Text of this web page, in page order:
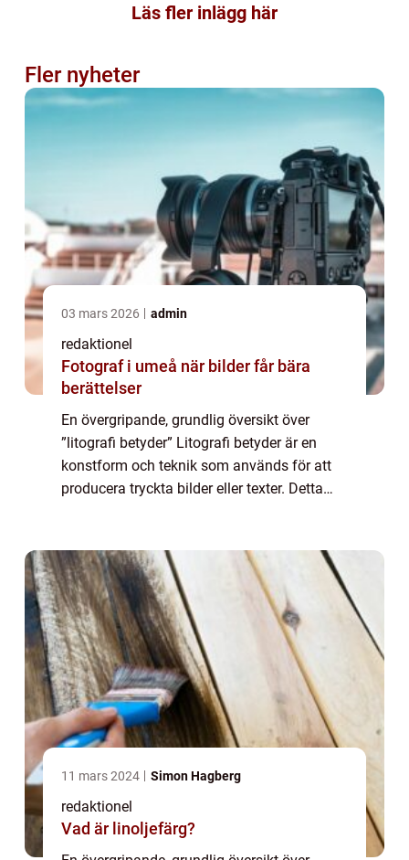
Läs fler inlägg här
Fler nyheter
03 mars 2026 admin
redaktionel
Fotograf i umeå när bilder får bära
berättelser
En övergripande, grundlig översikt över
”litografi betyder” Litografi betyder är en
konstform och teknik som används för att
producera tryckta bilder eller texter. Detta
11 mars 2024 Simon Hagberg
redaktionel
Vad är linoljefärg?